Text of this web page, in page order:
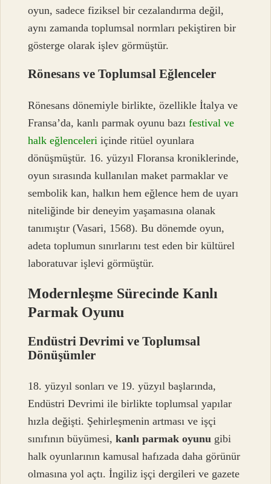
oyun, sadece fiziksel bir cezalandırma değil,
aynı zamanda toplumsal normları pekiştiren bir
gösterge olarak işlev görmüştür.
Rönesans ve Toplumsal Eğlenceler
Rönesans dönemiyle birlikte, özellikle İtalya ve
Fransa’da, kanlı parmak oyunu bazıfestival ve
halk eğlenceleri içinde ritüel oyunlara
dönüşmüştür. 16. yüzyıl Floransa kroniklerinde,
oyun sırasında kullanılan maket parmaklar ve
sembolik kan, halkın hem eğlence hem de uyarı
niteliğinde bir deneyim yaşamasına olanak
tanımıştır (Vasari, 1568). Bu dönemde oyun,
adeta toplumun sınırlarını test eden bir kültürel
laboratuvar işlevi görmüştür.
Modernleşme Sürecinde Kanlı
Parmak Oyunu
Endüstri Devrimi ve Toplumsal
Dönüşümler
18. yüzyıl sonları ve 19. yüzyıl başlarında,
Endüstri Devrimi ile birlikte toplumsal yapılar
hızla değişti. Şehirleşmenin artması ve işçi
sınıfının büyümesi,kanlı parmak oyunu gibi
halk oyunlarının kamusal hafızada daha görünür
olmasına yol açtı. İngiliz işçi dergileri ve gazete